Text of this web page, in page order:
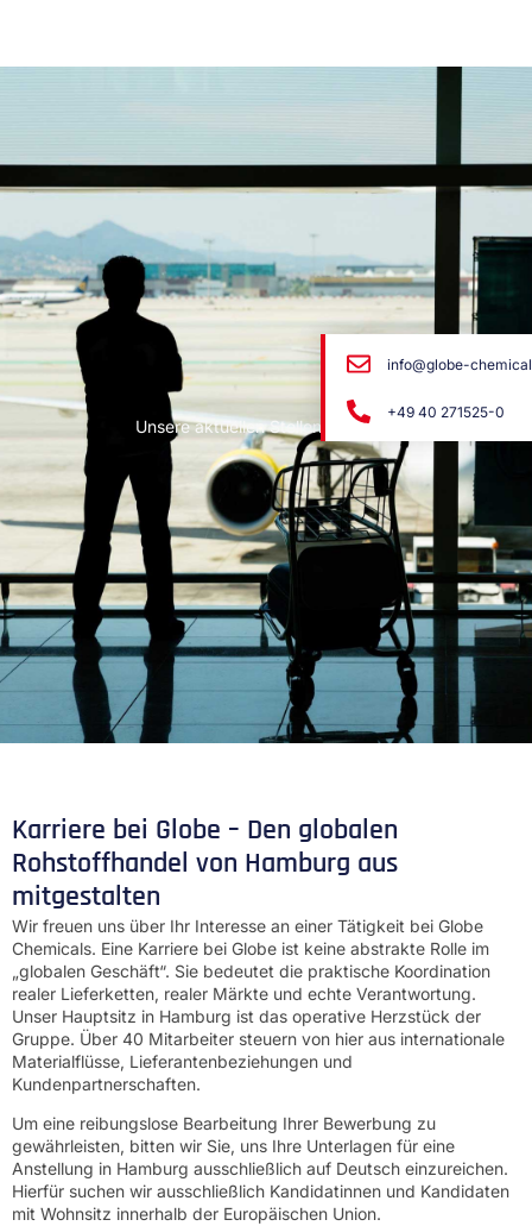
Unsere aktuellen Stellenangebote
Karriere bei Globe – Den globalen
Rohstoffhandel von Hamburg aus
mitgestalten
Wir freuen uns über Ihr Interesse an einer Tätigkeit bei Globe
Chemicals. Eine Karriere bei Globe ist keine abstrakte Rolle im
„globalen Geschäft“. Sie bedeutet die praktische Koordination
realer Lieferketten, realer Märkte und echte Verantwortung.
Unser Hauptsitz in Hamburg ist das operative Herzstück der
Gruppe. Über 40 Mitarbeiter steuern von hier aus internationale
Materialflüsse, Lieferantenbeziehungen und
Kundenpartnerschaften.
Um eine reibungslose Bearbeitung Ihrer Bewerbung zu
gewährleisten, bitten wir Sie, uns Ihre Unterlagen für eine
Anstellung in Hamburg ausschließlich auf Deutsch einzureichen.
Hierfür suchen wir ausschließlich Kandidatinnen und Kandidaten
mit Wohnsitz innerhalb der Europäischen Union.
info@globe-
+49 40 271525-0